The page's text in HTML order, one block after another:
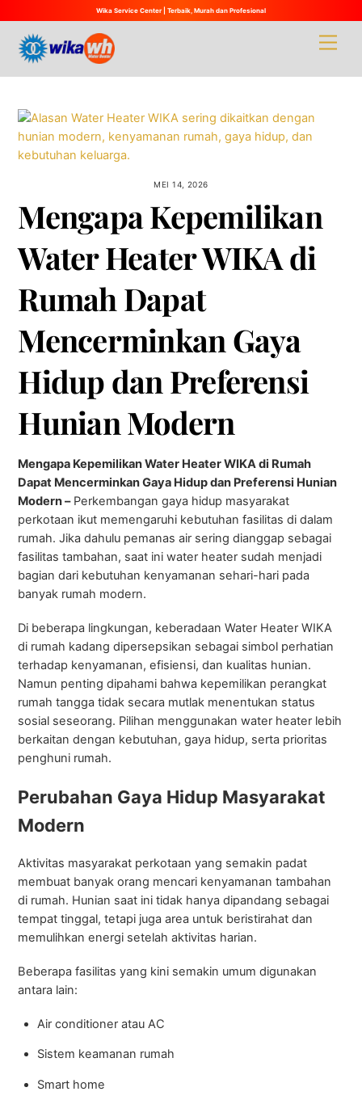
Wika Service Center | Terbaik, Murah dan Profesional
content
MEI 14, 2026
Mengapa Kepemilikan
Water Heater WIKA di
Rumah Dapat
Mencerminkan Gaya
Hidup dan Preferensi
Hunian Modern
Mengapa Kepemilikan Water Heater WIKA di Rumah
Dapat Mencerminkan Gaya Hidup dan Preferensi Hunian
Modern –Perkembangan gaya hidup masyarakat
perkotaan ikut memengaruhi kebutuhan fasilitas di dalam
rumah. Jika dahulu pemanas air sering dianggap sebagai
fasilitas tambahan, saat ini water heater sudah menjadi
bagian dari kebutuhan kenyamanan sehari-hari pada
banyak rumah modern.
Di beberapa lingkungan, keberadaan Water Heater WIKA
di rumah kadang dipersepsikan sebagai simbol perhatian
terhadap kenyamanan, efisiensi, dan kualitas hunian.
Namun penting dipahami bahwa kepemilikan perangkat
rumah tangga tidak secara mutlak menentukan status
sosial seseorang. Pilihan menggunakan water heater lebih
berkaitan dengan kebutuhan, gaya hidup, serta prioritas
penghuni rumah.
Perubahan Gaya Hidup Masyarakat
Modern
Aktivitas masyarakat perkotaan yang semakin padat
membuat banyak orang mencari kenyamanan tambahan
di rumah. Hunian saat ini tidak hanya dipandang sebagai
tempat tinggal, tetapi juga area untuk beristirahat dan
memulihkan energi setelah aktivitas harian.
Beberapa fasilitas yang kini semakin umum digunakan
antara lain:
Air conditioner atau AC
Sistem keamanan rumah
Smart home